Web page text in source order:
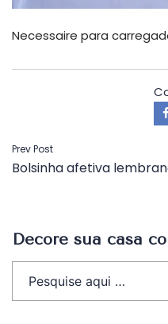
Necessaire para
Navegação
de
Prev Post
Bolsinha afetiva
Decore sua casa